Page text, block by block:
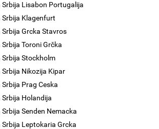
Lisabon Portugalija
Srbija Klagenfurt
Grcka Stavros
Toroni Grčka
Stockholm
Nikozija Kipar
Prag Ceska
Holandija
Senden Nemacka
Leptokaria Grcka